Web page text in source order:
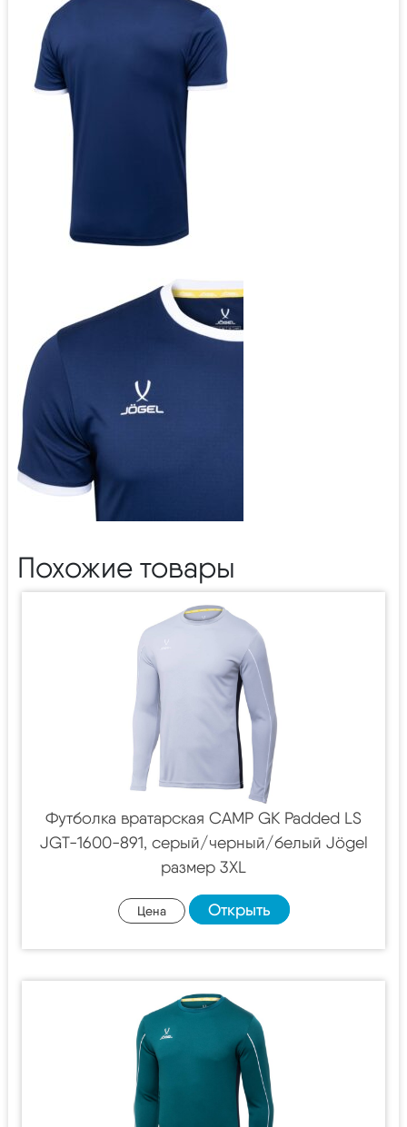
Похожие товары
Футболка вратарская CAMP GK Padded LS
JGT-1600-891, серый/черный/белый Jögel
размер 3XL
Цена Открыть